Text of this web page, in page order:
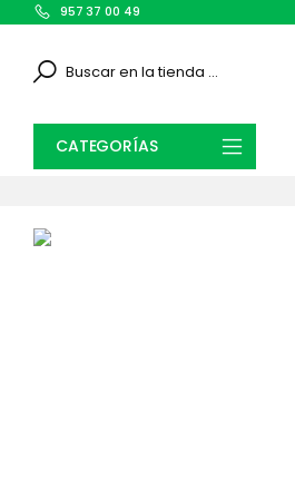
957 37 00 49
CATEGORÍAS